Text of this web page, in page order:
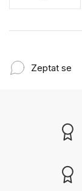
Zeptat se